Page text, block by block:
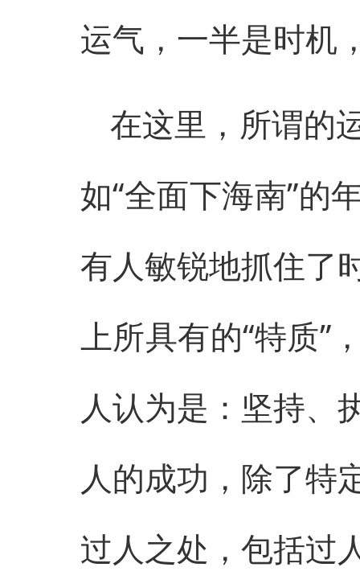
运气，一半是时机
在这里，所谓的
如“全面下海南”的
有人敏锐地抓住了
上所具有的“特质”
人认为是：坚持、
人的成功，除了特
过人之处，包括过